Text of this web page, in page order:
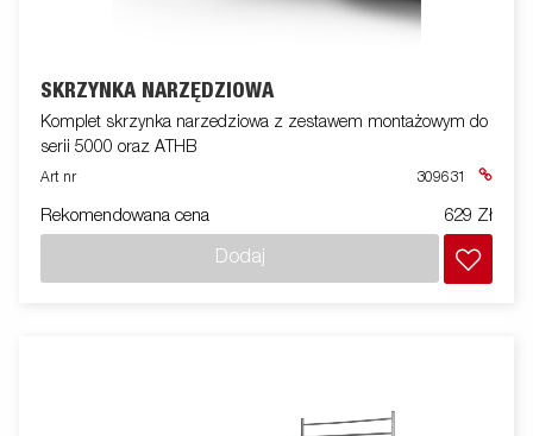
SKRZYNKA NARZĘDZIOWA
Komplet skrzynka narzedziowa z zestawem montażowym do
serii 5000 oraz ATHB
Art nr 309631
Rekomendowana cena 629 Zł
Dodaj